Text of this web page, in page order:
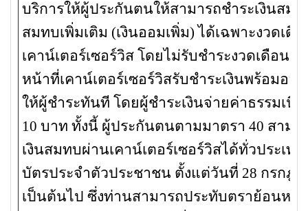
บริการให้ผู้ประกันตนให้สามารถชำระเงินสมท
สมทบเพิ่มเติม (เงินออมเพิ่ม) ได้เฉพาะงวดเ
เคาน์เตอร์เซอร์วิส โดยไม่รับชำระงวดเดือนย้
หน้าที่เคาน์เตอร์เซอร์วิสรับชำระเงินพร้อมออก
ให้ผู้ชำระทันที โดยผู้ชำระเงินจ่ายค่าธรรมเนี
10 บาท ทั้งนี้ ผู้ประกันตนตามมาตรา 40 สามา
เงินสมทบผ่านเคาน์เตอร์เซอร์วิสได้ทั่วประเท
บัตรประจำตัวประชาชน ตั้งแต่วันที่ 28 กรกฎา
เป็นต้นไป ซึ่งท่านสามารถประทับตราย้อนหลั